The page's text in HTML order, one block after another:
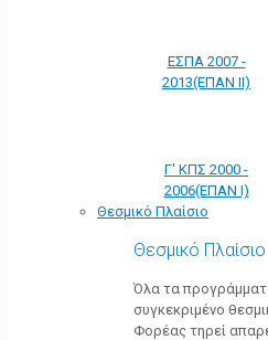
ΕΣΠΑ 2007 -
2013(ΕΠΑΝ ΙΙ)
Γ' ΚΠΣ 2000 -
2006(ΕΠΑΝ Ι)
Θεσμικό Πλαίσιο
Θεσμικό Πλαίσιο
Όλα τα
συγκεκριμένο
Φορέας τηρεί